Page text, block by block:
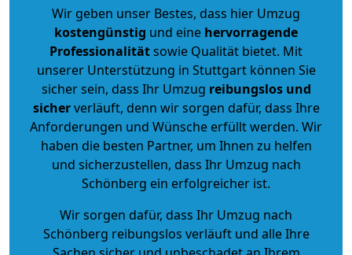
Wir geben unser Bestes, dass hier Umzug
kostengünstig und eine hervorragende
Professionalitätsowie Qualität bietet. Mit
unserer Unterstützung in Stuttgart können Sie
sicher sein, dass Ihr Umzug reibungslos und
sicherverläuft, denn wir sorgen dafür, dass Ihre
Anforderungen und Wünsche erfüllt werden. Wir
haben die besten Partner, um Ihnen zu helfen
und sicherzustellen, dass Ihr Umzug nach
Schönberg ein erfolgreicher ist.
Wir sorgen dafür, dass Ihr Umzug nach
Schönberg reibungslos verläuft und alle Ihre